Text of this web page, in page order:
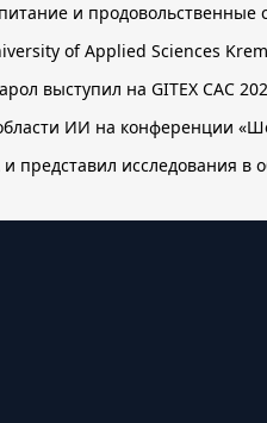
и
of Applied Sciences
выступил на GITEX CAC
ИИ на конференции
представил исследования в